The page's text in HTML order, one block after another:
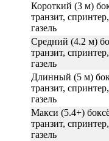
Короткий (3 м)
транзит, спринтер,
газель
Средний (4.2 м)
транзит, спринтер,
газель
Длинный (5 м)
транзит, спринтер,
газель
Макси (5.4+)
транзит, спринтер,
газель